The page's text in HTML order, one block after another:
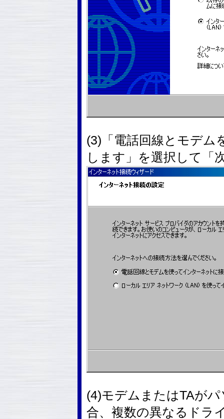
(3)「電話回線とモデム
します」を選択して「
(4)モデムまたはTAが
合、複数の異なるドラ